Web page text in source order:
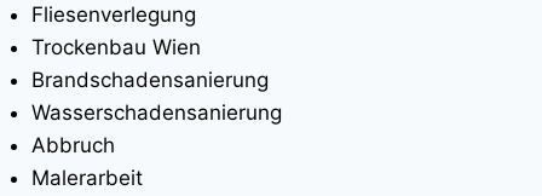
Fliesenverlegung
Trockenbau Wien
Brandschadensanierung
Wasserschadensanierung
Abbruch
Malerarbeit